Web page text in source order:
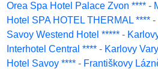
Orea Spa Hotel Palace Zvon **** -
Hotel SPA HOTEL THERMAL **** -
Savoy Westend Hotel ***** -
Interhotel Central **** - Karlovy Vary
Hotel Savoy **** - Františkovy